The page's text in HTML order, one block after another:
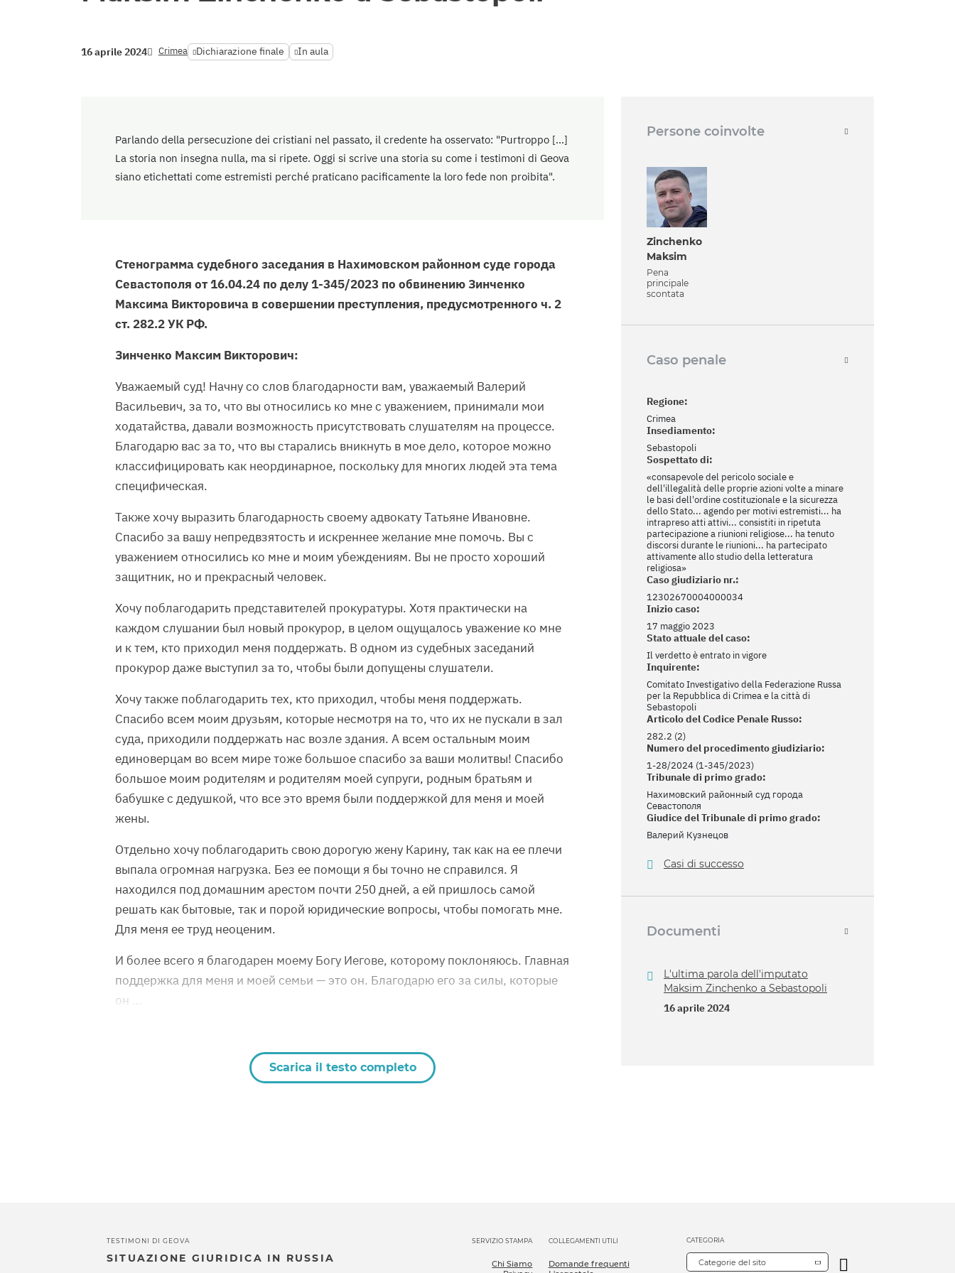
16 aprile 2024 Crimea Dichiarazione finale In aula
Parlando della persecuzione dei cristiani nel passato, il credente ha osservato: "Purtroppo [...]
La storia non insegna nulla, ma si ripete. Oggi si scrive una storia su come i testimoni di Geova
siano etichettati come estremisti perché praticano pacificamente la loro fede non proibita".
Стенограмма судебного заседания в Нахимовском районном суде города
Севастополя от 16.04.24 по делу 1-345/2023 по обвинению Зинченко
Максима Викторовича в совершении преступления, предусмотренного ч. 2
ст. 282.2 УК РФ.
Зинченко Максим Викторович:
Уважаемый суд! Начну со слов благодарности вам, уважаемый Валерий
Васильевич, за то, что вы относились ко мне с уважением, принимали мои
ходатайства, давали возможность присутствовать слушателям на процессе.
Благодарю вас за то, что вы старались вникнуть в мое дело, которое можно
классифицировать как неординарное, поскольку для многих людей эта тема
специфическая.
Также хочу выразить благодарность своему адвокату Татьяне Ивановне.
Спасибо за вашу непредвзятость и искреннее желание мне помочь. Вы с
уважением относились ко мне и моим убеждениям. Вы не просто хороший
защитник, но и прекрасный человек.
Хочу поблагодарить представителей прокуратуры. Хотя практически на
каждом слушании был новый прокурор, в целом ощущалось уважение ко мне
и к тем, кто приходил меня поддержать. В одном из судебных заседаний
прокурор даже выступил за то, чтобы были допущены слушатели.
Хочу также поблагодарить тех, кто приходил, чтобы меня поддержать.
Спасибо всем моим друзьям, которые несмотря на то, что их не пускали в зал
суда, приходили поддержать нас возле здания. А всем остальным моим
единоверцам во всем мире тоже большое спасибо за ваши молитвы! Спасибо
большое моим родителям и родителям моей супруги, родным братьям и
бабушке с дедушкой, что все это время были поддержкой для меня и моей
жены.
Отдельно хочу поблагодарить свою дорогую жену Карину, так как на ее плечи
выпала огромная нагрузка. Без ее помощи я бы точно не справился. Я
находился под домашним арестом почти 250 дней, а ей пришлось самой
решать как бытовые, так и порой юридические вопросы, чтобы помогать мне.
Для меня ее труд неоценим.
И более всего я благодарен моему Богу Иегове, которому поклоняюсь. Главная
поддержка для меня и моей семьи — это он. Благодарю его за силы, которые
он …
Scarica il testo completo
Persone coinvolte
Zinchenko
Maksim
Pena
principale
scontata
Caso penale
Regione:
Crimea
Insediamento:
Sebastopoli
Sospettato di:
«consapevole del pericolo sociale e
dell'illegalità delle proprie azioni volte a minare
le basi dell'ordine costituzionale e la sicurezza
dello Stato... agendo per motivi estremisti... ha
intrapreso atti attivi... consistiti in ripetuta
partecipazione a riunioni religiose... ha tenuto
discorsi durante le riunioni... ha partecipato
attivamente allo studio della letteratura
religiosa»
Caso giudiziario nr.:
12302670004000034
Inizio caso:
17 maggio 2023
Stato attuale del caso:
Il verdetto è entrato in vigore
Inquirente:
Comitato Investigativo della Federazione Russa
per la Repubblica di Crimea e la città di
Sebastopoli
Articolo del Codice Penale Russo:
282.2 (2)
Numero del procedimento giudiziario:
1-28/2024 (1-345/2023)
Tribunale di primo grado:
Нахимовский районный суд города
Севастополя
Giudice del Tribunale di primo grado:
Валерий Кузнецов
Casi di successo
Documenti
L'ultima parola dell'imputato
Maksim Zinchenko a Sebastopoli
16 aprile 2024
TESTIMONI DI GEOVA
SITUAZIONE GIURIDICA IN RUSSIA
SERVIZIO STAMPA
Chi Siamo
COLLEGAMENTI UTILI
Domande frequenti
CATEGORIA
Categorie del sito